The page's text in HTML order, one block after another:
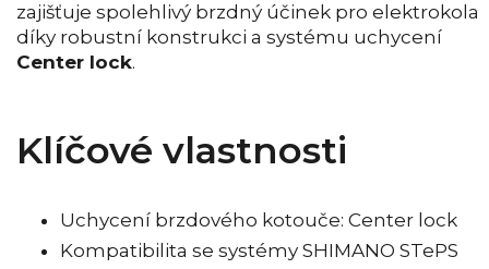
zajišťuje spolehlivý brzdný účinek pro elektrokola
díky robustní konstrukci a systému uchycení
Center lock.
Klíčové vlastnosti
Uchycení brzdového kotouče: Center lock
Kompatibilita se systémy SHIMANO STePS